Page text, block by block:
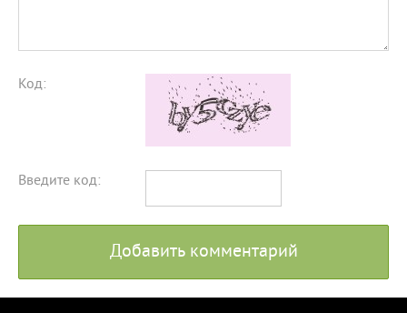
Код:
Введите код:
Добавить комментарий